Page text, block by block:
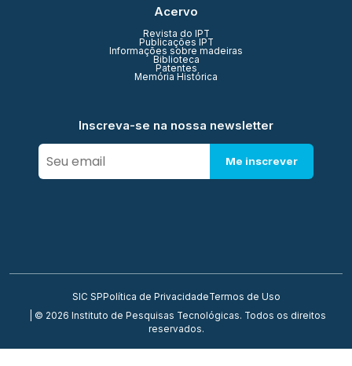
Acervo
Revista do IPT
Publicações IPT
Informações sobre madeiras
Biblioteca
Patentes
Memória Histórica
Inscreva-se na nossa newsletter
Me inscrever
SIC SP Política de PrivacidadeTermos de Uso
| © 2026 Instituto de Pesquisas Tecnológicas. Todos os direitos
reservados.